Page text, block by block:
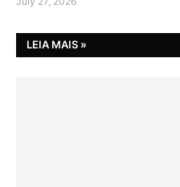
LEIA MAIS »